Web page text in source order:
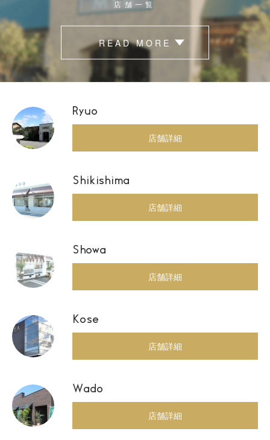
店舗一覧
READ MORE
Ryuo
店舗詳細
Shikishima
店舗詳細
Showa
店舗詳細
Kose
店舗詳細
Wado
店舗詳細